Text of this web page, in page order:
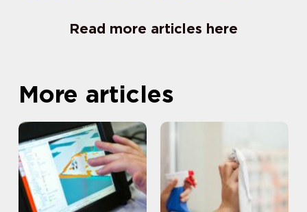
Read more articles here
More articles